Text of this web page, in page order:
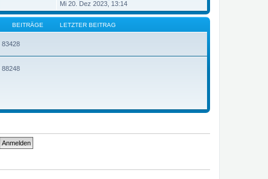
g
i
t
r
a
t
r
e
a
e
u
e
t
Mi 20. Dez 2023, 13:14
BEITRÄGE LETZTER BEITRAG
83428
88248